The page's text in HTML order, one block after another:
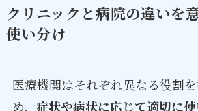
クリニックと病院の違いを
使い分け
医療機関はそれぞれ異なる役割
め、 症状や病状に応じて適切に